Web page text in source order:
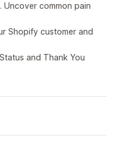
common pain
Shopify customer and
and Thank You